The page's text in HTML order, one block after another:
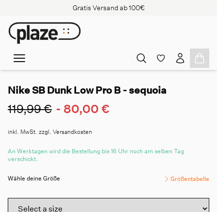
Gratis Versand ab 100€
Nike SB Dunk Low Pro B - sequoia
119,99 € - 80,00 €
inkl. MwSt. zzgl. Versandkosten
An Werktagen wird die Bestellung bis 16 Uhr noch am selben Tag
verschickt.
Wähle deine Größe Größentabelle